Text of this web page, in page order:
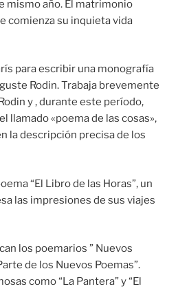
mismo año. El matrimonio
comienza su inquieta vida
para escribir una monografía
Rodin. Trabaja brevemente
y , durante este período,
llamado «poema de las cosas»,
la descripción precisa de los
“El Libro de las Horas”, un
las impresiones de sus viajes
los poemarios ” Nuevos
de los Nuevos Poemas”.
como “La Pantera” y “El